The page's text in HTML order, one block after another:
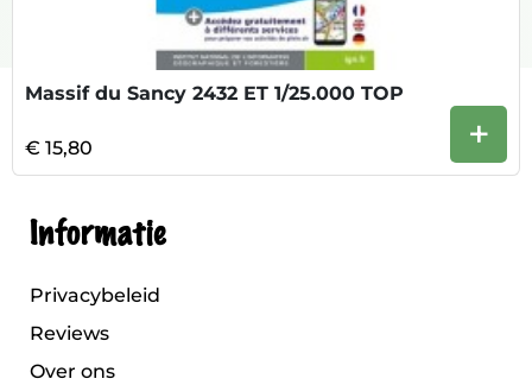
Massif du Sancy 2432 ET 1/25.000 TOP
€ 15,80 +
Informatie
Privacybeleid
Reviews
Over ons